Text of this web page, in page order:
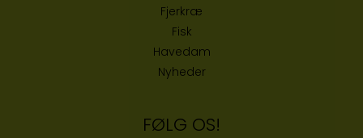
Fjerkræ
Fisk
Havedam
Nyheder
FØLG OS!